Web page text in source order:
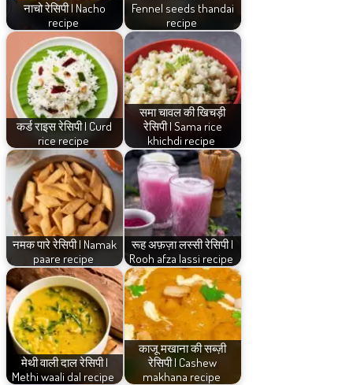
नाचो रेसिपी | Nacho
recipe
Fennel seeds thandai
recipe
कर्ड राइस रेसिपी | Curd
rice recipe
समा चावल की खिचड़ी
रेसिपी | Sama rice
khichdi recipe
नमक पारे रेसिपी | Namak
paare recipe
रूह अफ़ज़ा लस्सी रेसिपी |
Rooh afza lassi recipe
मेथी वाली दाल रेसिपी |
Methi waali dal recipe
काजू मखाना की सब्ज़ी
रेसिपी | Cashew
makhana recipe